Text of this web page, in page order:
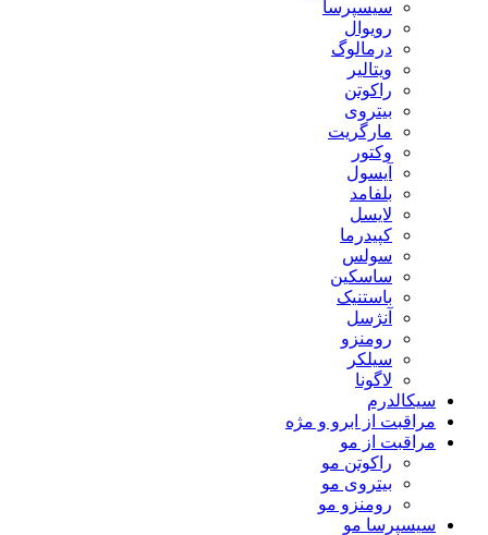
سیسپرسا
رویوال
درمالوگ
ویتالیر
راکوتن
بیتروی
مارگریت
وکتور
آیسول
بلفامد
لایسل
کپیدرما
سولس
ساسکین
باستنیک
آنژسل
رومنزو
سیلکر
لاگونا
سیکالدرم
مراقبت از ابرو و مژه
مراقبت از مو
راکوتن مو
بیتروی مو
رومنزو مو
سیسپرسا مو